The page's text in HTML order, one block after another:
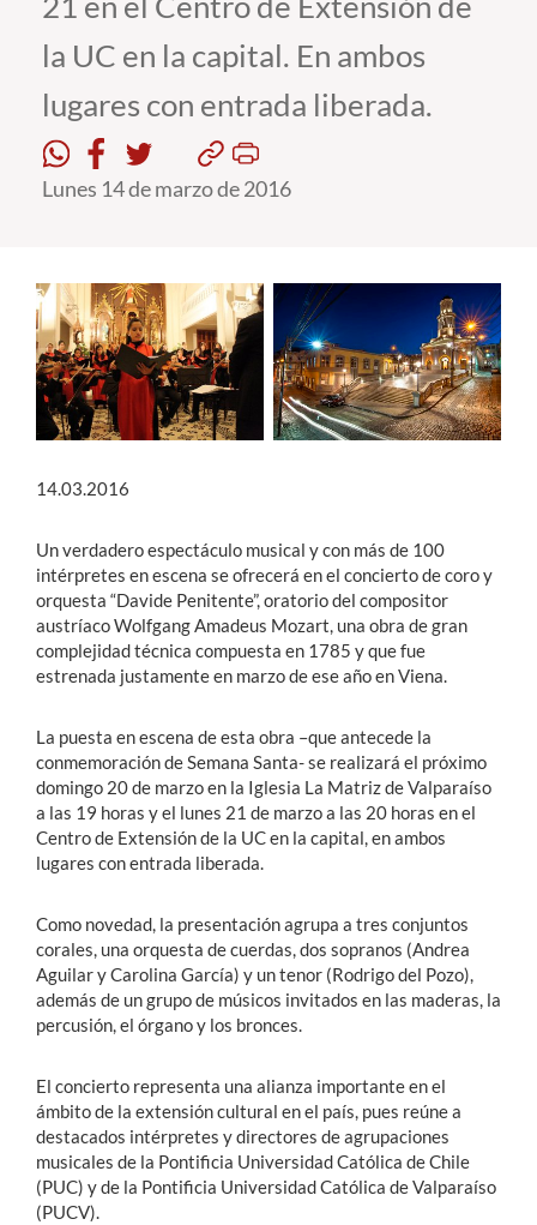
Académicos
Funcionarios
Alumni
la UC en la capital. En ambos
lugares con entrada liberada.
Lunes 14 de marzo de 2016
14.03.2016
Un verdadero espectáculo musical y con más de 100
intérpretes en escena se ofrecerá en el concierto de coro y
orquesta “Davide Penitente”, oratorio del compositor
austríaco Wolfgang Amadeus Mozart, una obra de gran
complejidad técnica compuesta en 1785 y que fue
estrenada justamente en marzo de ese año en Viena.
La puesta en escena de esta obra –que antecede la
conmemoración de Semana Santa- se realizará el próximo
domingo 20 de marzo en la Iglesia La Matriz de Valparaíso
a las 19 horas y el lunes 21 de marzo a las 20 horas en el
Centro de Extensión de la UC en la capital, en ambos
lugares con entrada liberada.
Como novedad, la presentación agrupa a tres conjuntos
corales, una orquesta de cuerdas, dos sopranos (Andrea
Aguilar y Carolina García) y un tenor (Rodrigo del Pozo),
además de un grupo de músicos invitados en las maderas, la
percusión, el órgano y los bronces.
El concierto representa una alianza importante en el
ámbito de la extensión cultural en el país, pues reúne a
destacados intérpretes y directores de agrupaciones
musicales de la Pontificia Universidad Católica de Chile
(PUC) y de la Pontificia Universidad Católica de Valparaíso
(PUCV).